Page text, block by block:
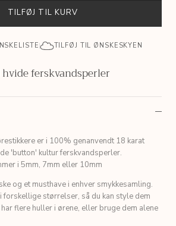
TILFØJ TIL KURV
TILFØJ TIL ØNSKESKYEN
ferskvandsperler
er i 100% genanvendt 18 karat
'button' kultur ferskvandsperler.
i 5mm, 7mm eller 10mm
og et musthave i enhver smykkesamling.
forskellige størrelser, så du kan style dem
flere huller i ørene, eller bruge dem alene